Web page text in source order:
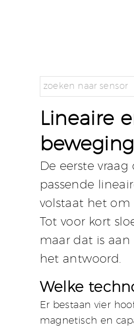
Lineaire
De eerste
passende
volstaat het om
Tot voor kort
maar dat is aan
het antwoord.
Welke
Er bestaan vier
magnetisch en